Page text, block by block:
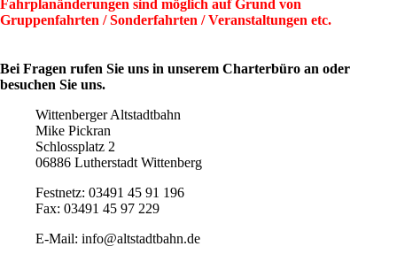
Fahrplanänderungen sind möglich auf Grund von
Gruppenfahrten / Sonderfahrten / Veranstaltungen etc.
Bei Fragen rufen Sie uns in unserem Charterbüro an oder
besuchen Sie uns.
Wittenberger Altstadtbahn
Mike Pickran
Schlossplatz 2
06886 Lutherstadt Wittenberg
Festnetz: 03491 45 91 196
Fax: 03491 45 97 229
E-Mail: info@altstadtbahn.de